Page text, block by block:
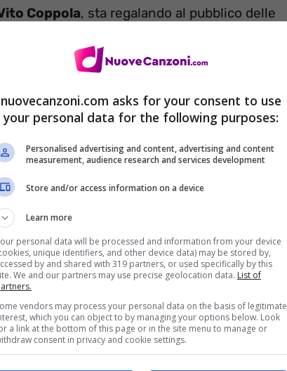
Coppola, sta regalando al pubblico delle
nuovecanzoni.com asks for your consent to use
your personal data for the following purposes:
Personalised advertising and content, advertising and content
measurement, audience research and services development
Store and/or access information on a device
Learn more
personal data will be processed and information from your device
unique identifiers, and other device data) may be stored by,
by and shared with 319 partners, or used specifically by this
We and our partners may use precise geolocation data. List of
vendors may process your personal data on the basis of legitimate
which you can object to by managing your options below. Look
a link at the bottom of this page or in the site menu to manage or
consent in privacy and cookie settings.